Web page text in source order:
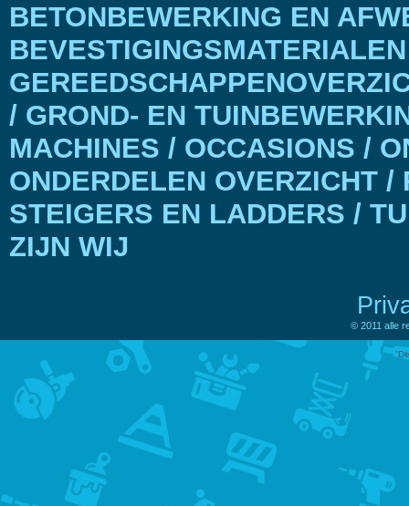
BETONBEWERKING EN
/ GROND- EN
MACHINES / OCCASIONS /
ONDERDELEN OVERZICHT
STEIGERS EN LADDERS /
ZIJN WIJ
© 2011 alle